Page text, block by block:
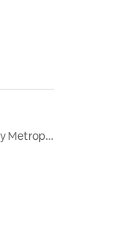
Nelson Mandela Bay Metropolitan Municipality